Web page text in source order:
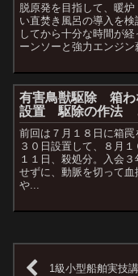
脱原発を目指して、暖
い直焚き風呂の導入を
してから十分な時間が
ーンソーと強力エンジン
有害鳥獣駆除 箱
設置 駆除の作法
前回は７月１８日に箱
３０日設置して、８月
１１日、殺処分。入会
せずに、動脈を切って
や...
1級小型船舶実技